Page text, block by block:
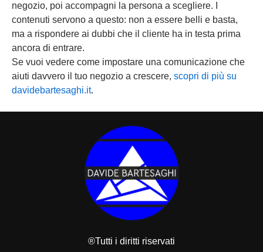
negozio, poi accompagni la persona a scegliere. I
contenuti servono a questo: non a essere belli e basta,
ma a rispondere ai dubbi che il cliente ha in testa prima
ancora di entrare.
Se vuoi vedere come impostare una comunicazione che
aiuti davvero il tuo negozio a crescere, scopri di più su
davidebartesaghi.it.
®Tutti i diritti riservati